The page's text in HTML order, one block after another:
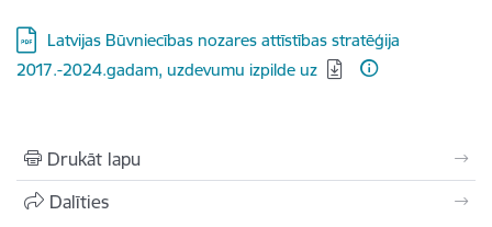
Lejupielādēt:
Latvijas Būvniecības nozares attīstības stratēģija
2017.-2024.gadam, uzdevumu izpilde uz
Drukāt lapu
Dalīties